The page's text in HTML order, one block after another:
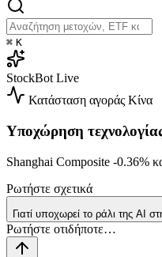
⌘ K
StockBot Live
Κατάσταση αγοράς Κίνα
Υποχώρηση
Shanghai Composite -0.36%
Ρωτήστε σχετικά
Γιατί υποχωρεί το ράλι της AI